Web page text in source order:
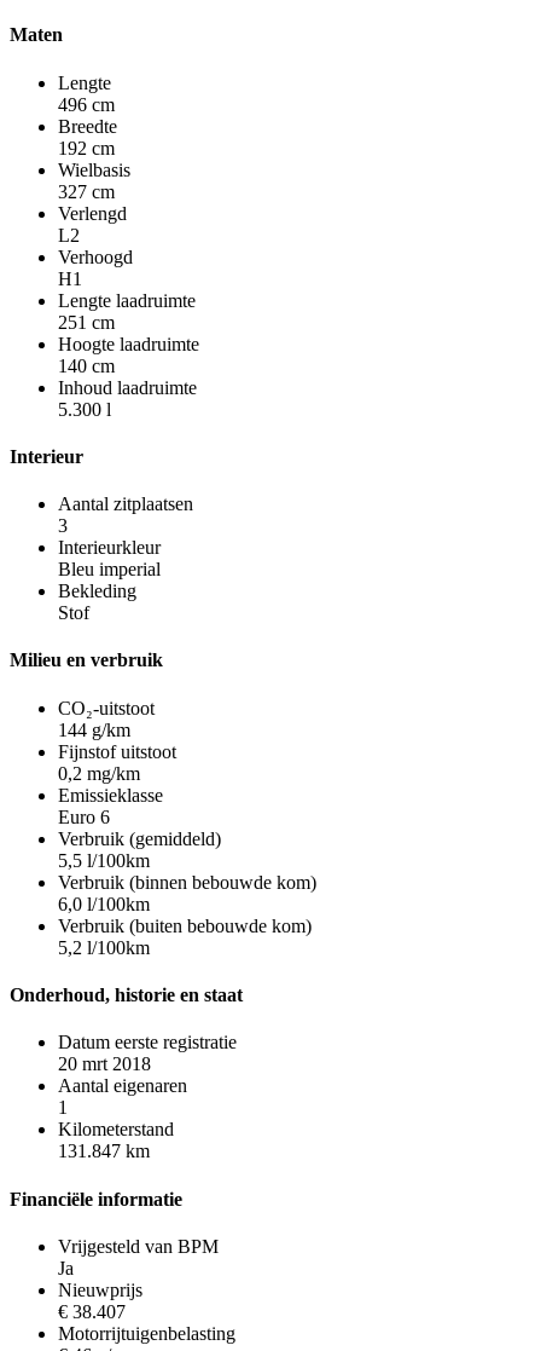
Maten
Lengte
496 cm
Breedte
192 cm
Wielbasis
327 cm
Verlengd
L2
Verhoogd
H1
Lengte laadruimte
251 cm
Hoogte laadruimte
140 cm
Inhoud laadruimte
5.300 l
Interieur
Aantal zitplaatsen
3
Interieurkleur
Bleu imperial
Bekleding
Stof
Milieu en verbruik
CO₂-uitstoot
144 g/km
Fijnstof uitstoot
0,2 mg/km
Emissieklasse
Euro 6
Verbruik (gemiddeld)
5,5 l/100km
Verbruik (binnen bebouwde kom)
6,0 l/100km
Verbruik (buiten bebouwde kom)
5,2 l/100km
Onderhoud, historie en staat
Datum eerste registratie
20 mrt 2018
Aantal eigenaren
1
Kilometerstand
131.847 km
Financiële informatie
Vrijgesteld van BPM
Ja
Nieuwprijs
€ 38.407
Motorrijtuigenbelasting